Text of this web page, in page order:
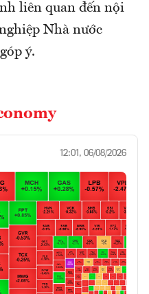
liên quan đến nội
Nhà nước
ý.
12:01, 06/08/2026